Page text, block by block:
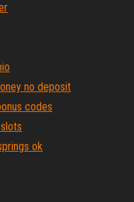
no deposit
codes
ok